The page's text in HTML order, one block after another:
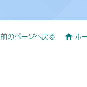
前のページへ戻る ホ